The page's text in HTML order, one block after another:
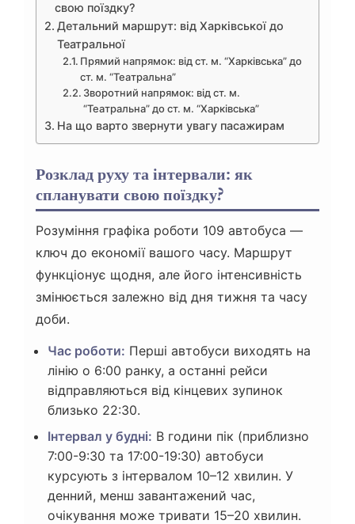
свою поїздку?
Детальний маршрут: від Харківської до
Театральної
Прямий напрямок: від ст. м. “Харківська” до
ст. м. “Театральна”
Зворотний напрямок: від ст. м.
“Театральна” до ст. м. “Харківська”
На що варто звернути увагу пасажирам
Розклад руху та інтервали: як
спланувати свою поїздку?
Розуміння графіка роботи 109 автобуса —
ключ до економії вашого часу. Маршрут
функціонує щодня, але його інтенсивність
змінюється залежно від дня тижня та часу
доби.
Час роботи: Перші автобуси виходять на
лінію о 6:00 ранку, а останні рейси
відправляються від кінцевих зупинок
близько 22:30.
Інтервал у будні: В години пік (приблизно
7:00-9:30 та 17:00-19:30) автобуси
курсують з інтервалом 10–12 хвилин. У
денний, менш завантажений час,
очікування може тривати 15–20 хвилин.